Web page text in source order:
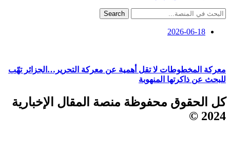
Search
2026-06-18
معركة المخطوطات لا تقل أهمية عن معركة التحرير…الجزائر تهّب
للبحث عن ذاكرتها المنهوبة
كل الحقوق محفوظة منصة المقال الإخبارية
2024 ©